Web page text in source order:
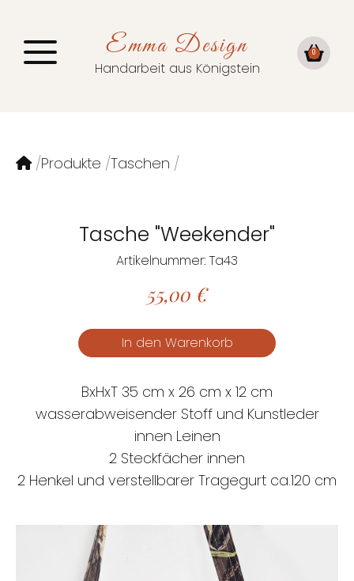
Emma Design
Handarbeit aus Königstein
0
Produkte Taschen
Tasche "Weekender"
Artikelnummer: Ta43
55,00 €
BxHxT 35 cm x 26 cm x 12 cm
wasserabweisender Stoff und Kunstleder
innen Leinen
2 Steckfächer innen
2 Henkel und verstellbarer Tragegurt ca.120 cm